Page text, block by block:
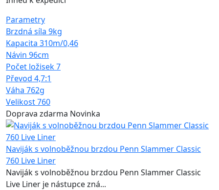
Parametry
Brzdná síla 9kg
Kapacita 310m/0,46
Návin 96cm
Počet ložisek7
Převod 4,7:1
Váha 762g
Velikost760
Doprava zdarma Novinka
Naviják s volnoběžnou brzdou Penn Slammer Classic
760 Live Liner
Naviják s volnoběžnou brzdou Penn Slammer Classic
Live Liner je nástupce zná...